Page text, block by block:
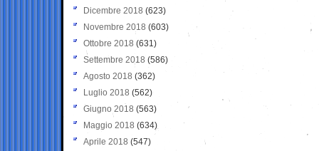
Dicembre 2018 (623)
Novembre 2018 (603)
Ottobre 2018 (631)
Settembre 2018 (586)
Agosto 2018 (362)
Luglio 2018 (562)
Giugno 2018 (563)
Maggio 2018 (634)
Aprile 2018 (547)